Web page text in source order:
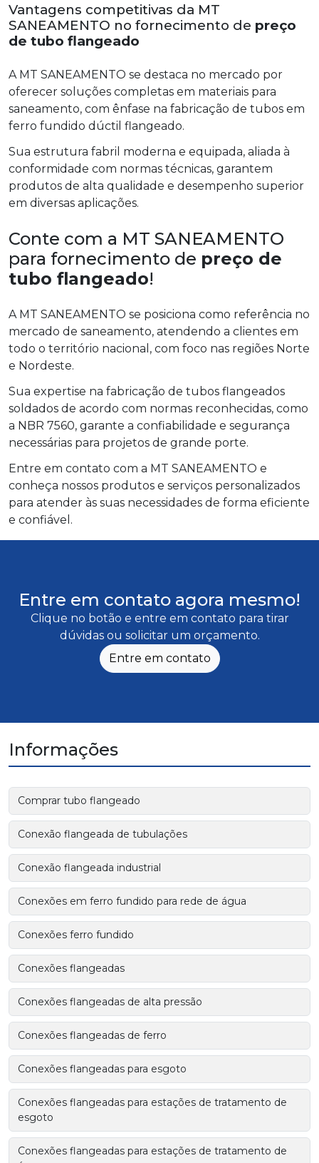
Vantagens competitivas da MT
SANEAMENTO no fornecimento de preço
de tubo flangeado
A MT SANEAMENTO se destaca no mercado por
oferecer soluções completas em materiais para
saneamento, com ênfase na fabricação de tubos em
ferro fundido dúctil flangeado.
Sua estrutura fabril moderna e equipada, aliada à
conformidade com normas técnicas, garantem
produtos de alta qualidade e desempenho superior
em diversas aplicações.
Conte com a MT SANEAMENTO
para fornecimento de preço de
tubo flangeado!
A MT SANEAMENTO se posiciona como referência no
mercado de saneamento, atendendo a clientes em
todo o território nacional, com foco nas regiões Norte
e Nordeste.
Sua expertise na fabricação de tubos flangeados
soldados de acordo com normas reconhecidas, como
a NBR 7560, garante a confiabilidade e segurança
necessárias para projetos de grande porte.
Entre em contato com a MT SANEAMENTO e
conheça nossos produtos e serviços personalizados
para atender às suas necessidades de forma eficiente
e confiável.
Entre em contato agora mesmo!
Clique no botão e entre em contato para tirar
dúvidas ou solicitar um orçamento.
Entre em contato
Informações
Comprar tubo flangeado
Conexão flangeada de tubulações
Conexão flangeada industrial
Conexões em ferro fundido para rede de água
Conexões ferro fundido
Conexões flangeadas
Conexões flangeadas de alta pressão
Conexões flangeadas de ferro
Conexões flangeadas para esgoto
Conexões flangeadas para estações de tratamento de
esgoto
Conexões flangeadas para estações de tratamento de